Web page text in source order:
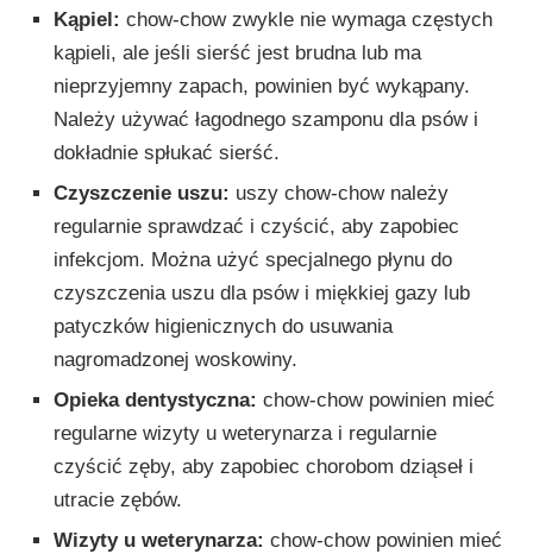
Kąpiel: chow-chow zwykle nie wymaga częstych
kąpieli, ale jeśli sierść jest brudna lub ma
nieprzyjemny zapach, powinien być wykąpany.
Należy używać łagodnego szamponu dla psów i
dokładnie spłukać sierść.
Czyszczenie uszu: uszy chow-chow należy
regularnie sprawdzać i czyścić, aby zapobiec
infekcjom. Można użyć specjalnego płynu do
czyszczenia uszu dla psów i miękkiej gazy lub
patyczków higienicznych do usuwania
nagromadzonej woskowiny.
Opieka dentystyczna: chow-chow powinien mieć
regularne wizyty u weterynarza i regularnie
czyścić zęby, aby zapobiec chorobom dziąseł i
utracie zębów.
Wizyty u weterynarza: chow-chow powinien mieć